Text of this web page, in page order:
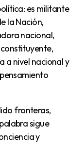
la Nación,
nacional,
a nivel nacional y
sigue
y